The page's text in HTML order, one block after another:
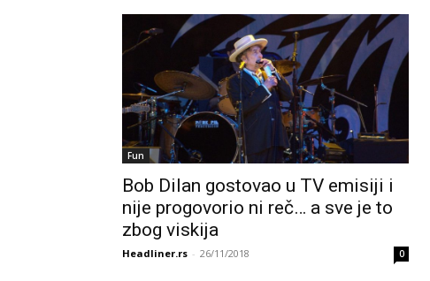
Fun
Bob Dilan gostovao u TV emisiji i
nije progovorio ni reč… a sve je to
zbog viskija
Headliner.rs - 26/11/2018 0